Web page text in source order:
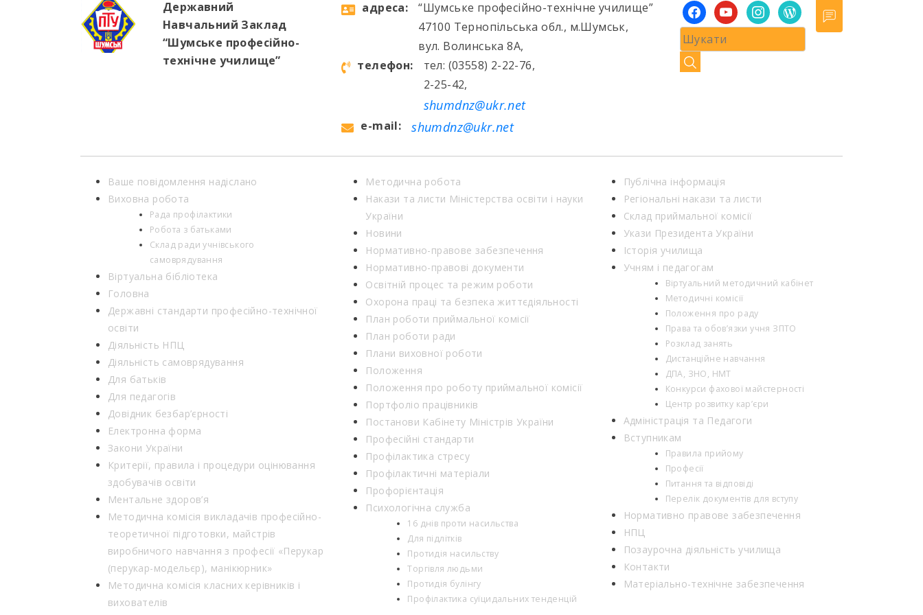
Державний
Навчальний Заклад
“Шумське професійно-
технічне училище”
aдресa:
“Шумське професійно-технічне училище”
47100 Тернопільська обл., м.Шумськ,
вул. Волинська 8А,
телефон:
тел: (03558) 2-22-76,
2-25-42,
shumdnz@ukr.net
e-mail: shumdnz@ukr.net
facebookyoutubeinstagramwordpress
Ваше повідомлення надіслано
Виховна робота
Рада профілактики
Робота з батьками
Склад ради учнівського
самоврядування
Віртуальна бібліотека
Головна
Державні стандарти професійно-технічної
освіти
Діяльність НПЦ
Діяльність самоврядування
Для батьків
Для педагогів
Довідник безбар’єрності
Електронна форма
Закони України
Критерії, правила і процедури оцінювання
здобувачів освіти
Ментальне здоров’я
Методична комісія викладачів професійно-
теоретичної підготовки, майстрів
виробничого навчання з професії «Перукар
(перукар-модельєр), манікюрник»
Методична комісія класних керівників і
вихователів
Методична робота
Накази та листи Міністерства освіти і науки
України
Новини
Нормативно-правове забезпечення
Нормативно-правові документи
Освітній процес та режим роботи
Охорона праці та безпека життєдіяльності
План роботи приймальної комісії
План роботи ради
Плани виховної роботи
Положення
Положення про роботу приймальної комісії
Портфоліо працівників
Постанови Кабінету Міністрів України
Професійні стандарти
Профілактика стресу
Профілактичні матеріали
Профорієнтація
Психологічна служба
16 днів проти насильства
Для підлітків
Протидія насильству
Торгівля людьми
Протидія булінгу
Профілактика суїцидальних тенденцій
Публічна інформація
Регіональні накази та листи
Склад приймальної комісії
Укази Президента України
Історія училища
Учням і педагогам
Віртуальний методичний кабінет
Методичні комісії
Положення про раду
Права та обов’язки учня ЗПТО
Розклад занять
Дистанційне навчання
ДПА, ЗНО, НМТ
Конкурси фахової майстерності
Центр розвитку кар’єри
Адміністрація та Педагоги
Вступникам
Правила прийому
Професії
Питання та відповіді
Перелік документів для вступу
Нормативно правове забезпечення
НПЦ
Позаурочна діяльність училища
Контакти
Матеріально-технічне забезпечення